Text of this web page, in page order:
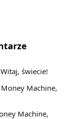
Witaj, świecie!
Machine,
Machine,